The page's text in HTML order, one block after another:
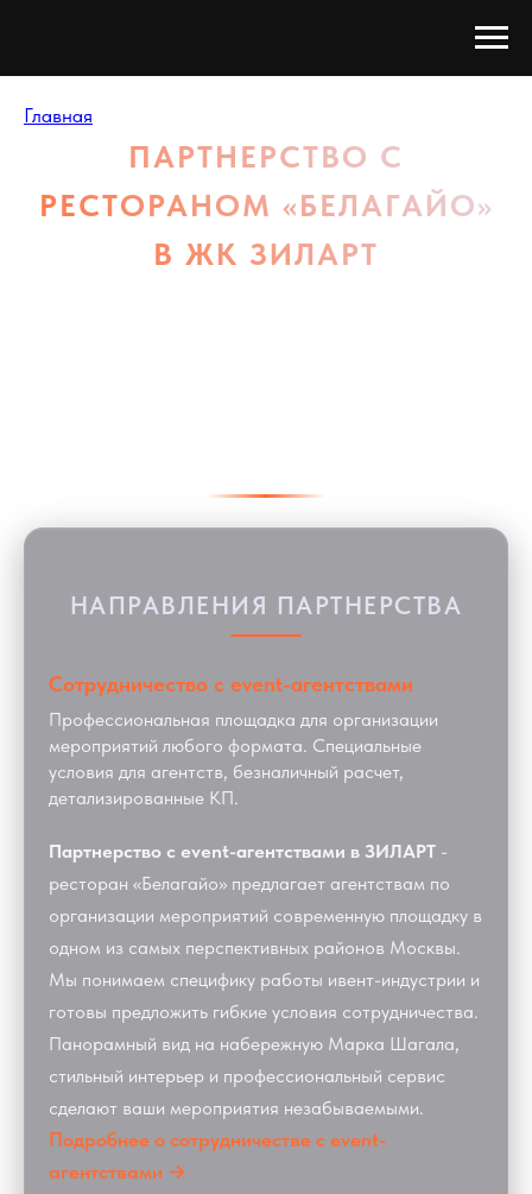
Главная
ПАРТНЕРСТВО С
РЕСТОРАНОМ «БЕЛАГАЙО»
В ЖК ЗИЛАРТ
НАПРАВЛЕНИЯ ПАРТНЕРСТВА
Сотрудничество с event-агентствами
Профессиональная площадка для организации
мероприятий любого формата. Специальные
условия для агентств, безналичный расчет,
детализированные КП.
Партнерство с event-агентствами в ЗИЛАРТ -
ресторан «Белагайо» предлагает агентствам по
организации мероприятий современную площадку в
одном из самых перспективных районов Москвы.
Мы понимаем специфику работы ивент-индустрии и
готовы предложить гибкие условия сотрудничества.
Панорамный вид на набережную Марка Шагала,
стильный интерьер и профессиональный сервис
сделают ваши мероприятия незабываемыми.
Подробнее о сотрудничестве с event-
агентствами →